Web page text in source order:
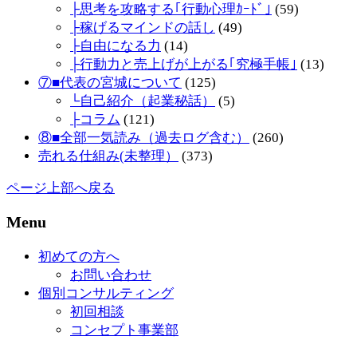
├思考を攻略する｢行動心理ｶｰﾄﾞ｣ (59)
├稼げるマインドの話し (49)
├自由になる力 (14)
├行動力と売上げが上がる｢究極手帳｣ (13)
⑦■代表の宮城について (125)
└自己紹介（起業秘話）
(5)
├コラム (121)
⑧■全部一気読み（過去ログ含む）
(260)
売れる仕組み(未整理）
(373)
ページ上部へ戻る
Menu
初めての方へ
お問い合わせ
個別コンサルティング
初回相談
コンセプト事業部